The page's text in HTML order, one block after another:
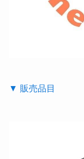
▼ 販売品目